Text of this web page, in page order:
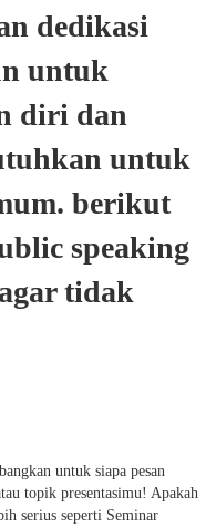
dedikasi
untuk
diri dan
untuk
berikut
speaking
tidak
untuk siapa pesan
topik presentasimu! Apakah
serius seperti Seminar